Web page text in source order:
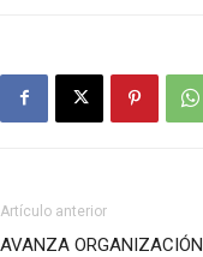
Artículo anterior
AVANZA